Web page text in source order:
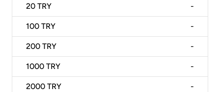
20 TRY -
100 TRY -
200 TRY -
1000 TRY -
2000 TRY -